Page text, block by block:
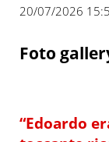
20/07/2026
Foto
“Edoardo